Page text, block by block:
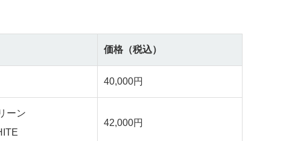
価格（税込）
40,000円
ーン
42,000円